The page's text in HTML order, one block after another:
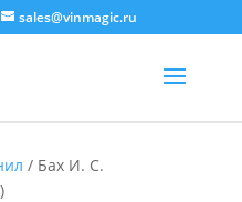
sales@vinmagic.ru
/ Бах И. С.